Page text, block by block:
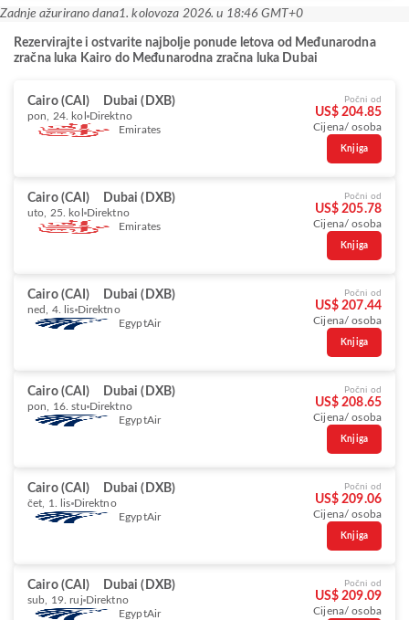
Zadnje ažurirano dana1. kolovoza 2026. u 18:46 GMT+0
Rezervirajte i ostvarite najbolje ponude letova od Međunarodna
zračna luka Kairo do Međunarodna zračna luka Dubai
Cairo (CAI) Dubai (DXB)
pon, 24. kol Direktno
Emirates
Počni od
US$ 204.85
Cijena/ osoba
Knjiga
Cairo (CAI) Dubai (DXB)
uto, 25. kol Direktno
Emirates
Počni od
US$ 205.78
Cijena/ osoba
Knjiga
Cairo (CAI) Dubai (DXB)
ned, 4. lis Direktno
EgyptAir
Počni od
US$ 207.44
Cijena/ osoba
Knjiga
Cairo (CAI) Dubai (DXB)
pon, 16. stu Direktno
EgyptAir
Počni od
US$ 208.65
Cijena/ osoba
Knjiga
Cairo (CAI) Dubai (DXB)
čet, 1. lis Direktno
EgyptAir
Počni od
US$ 209.06
Cijena/ osoba
Knjiga
Cairo (CAI) Dubai (DXB)
sub, 19. ruj Direktno
EgyptAir
Počni od
US$ 209.09
Cijena/ osoba